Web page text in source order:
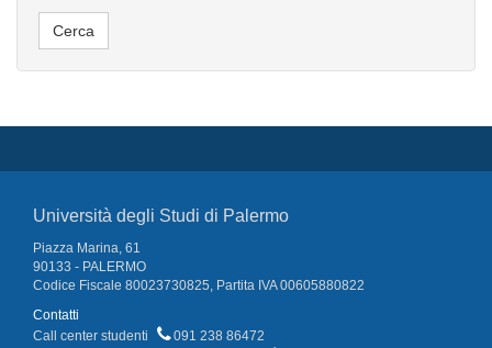
Università degli Studi di Palermo
Piazza Marina, 61
90133 - PALERMO
Codice Fiscale 80023730825, Partita IVA 00605880822
Contatti
Call center studenti
091 238 86472